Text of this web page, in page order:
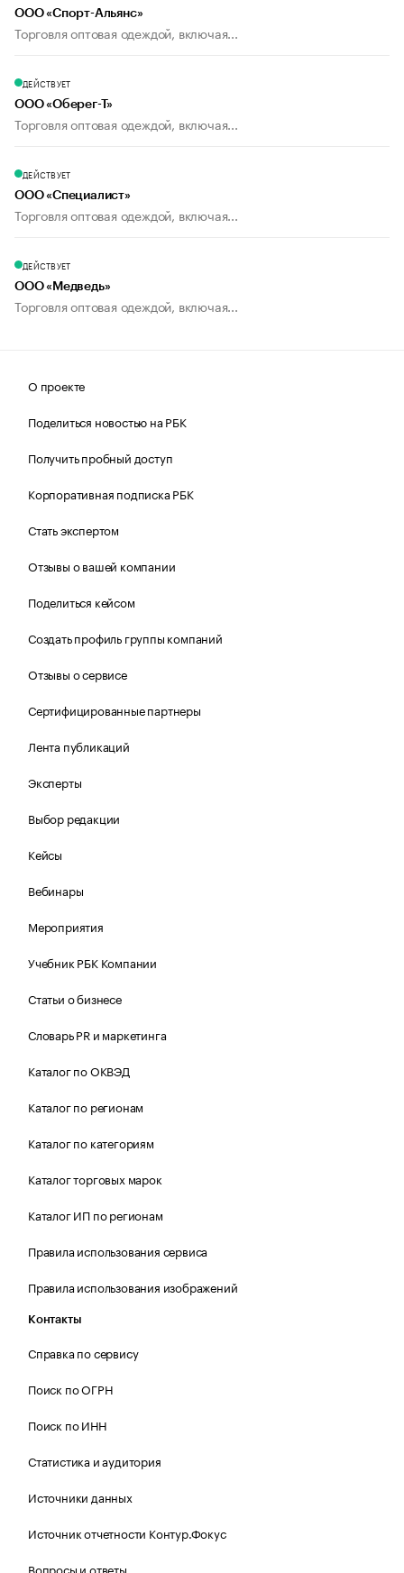
ООО «Спорт-Альянс»
Торговля оптовая одеждой, включая...
ДЕЙСТВУЕТ
ООО «Оберег-Т»
Торговля оптовая одеждой, включая...
ДЕЙСТВУЕТ
ООО «Специалист»
Торговля оптовая одеждой, включая...
ДЕЙСТВУЕТ
ООО «Медведь»
Торговля оптовая одеждой, включая...
О проекте
Поделиться новостью на РБК
Получить пробный доступ
Корпоративная подписка РБК
Стать экспертом
Отзывы о вашей компании
Поделиться кейсом
Создать профиль группы компаний
Отзывы о сервисе
Сертифицированные партнеры
Лента публикаций
Эксперты
Выбор редакции
Кейсы
Вебинары
Мероприятия
Учебник РБК Компании
Статьи о бизнесе
Словарь PR и маркетинга
Каталог по ОКВЭД
Каталог по регионам
Каталог по категориям
Каталог торговых марок
Каталог ИП по регионам
Правила использования сервиса
Правила использования изображений
Контакты
Справка по сервису
Поиск по ОГРН
Поиск по ИНН
Статистика и аудитория
Источники данных
Источник отчетности Контур.Фокус
Вопросы и ответы